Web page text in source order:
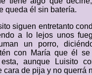
queda él sin batería.
siguen entretanto
a lo lejos unos
un porro,
con María que él
aunque Luisito
cara de pija y no querrá